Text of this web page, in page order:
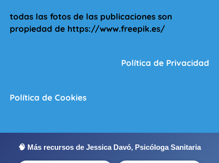
todas las fotos de las publicaciones son
propiedad de https://www.freepik.es/
Política de Privacidad
Política de Cookies
🧠 Más recursos de Jessica Davó, Psicóloga Sanitaria